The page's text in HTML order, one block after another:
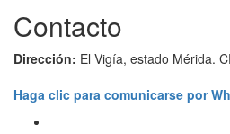
Contacto
Dirección: El Vigía, estado Mérida.
Haga clic para comunicarse por